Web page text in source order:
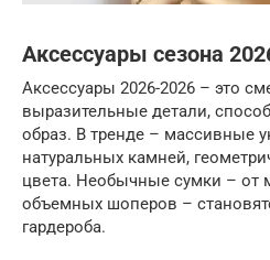
Аксессуары сезона
Аксессуары 2026-2026 – это
выразительные детали,
образ. В тренде – массивные
натуральных камней,
цвета. Необычные сумки – от
объемных шоперов –
гардероба.